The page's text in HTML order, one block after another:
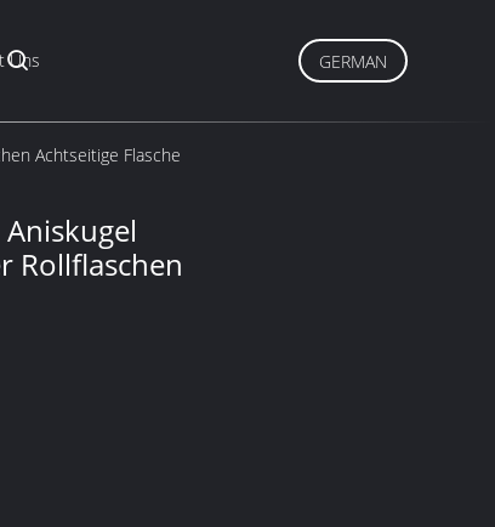
Uns GERMAN
Achtseitige Flasche
Rollflaschen